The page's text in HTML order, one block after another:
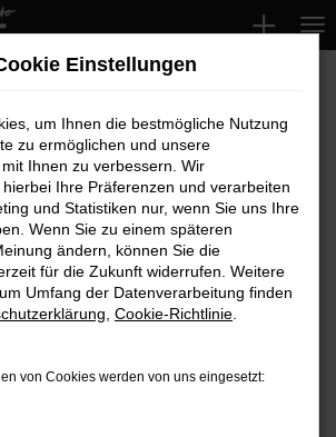
Showroom
Einstellungen
um Ihnen die bestmögliche Nutzung
zu ermöglichen und unsere
Ihnen zu verbessern. Wir
Ihre Präferenzen und verarbeiten
und Statistiken nur, wenn Sie uns Ihre
Wenn Sie zu einem späteren
ändern, können Sie die
für die Zukunft widerrufen. Weitere
Umfang der Datenverarbeitung finden
Cookie-Richtlinie
von Cookies werden von uns eingesetzt: